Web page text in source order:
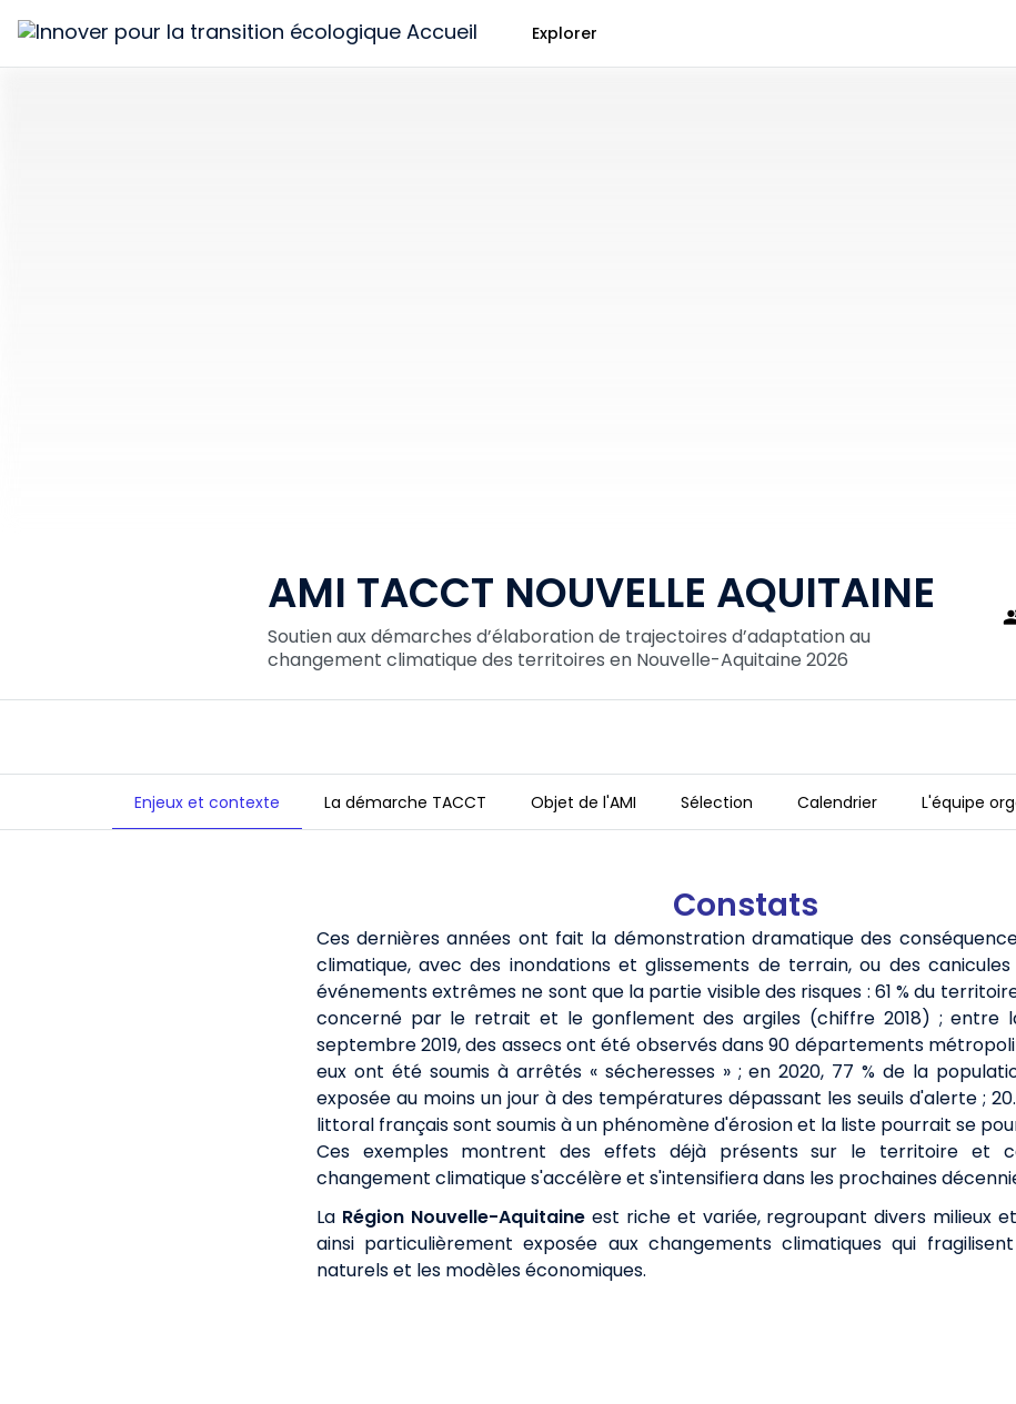
Innover
pour
Explorer
AMI TACCT NOUVELLE AQUITAINE
Soutien aux démarches d’élaboration de trajectoires d’adaptation au
changement climatique des territoires en Nouvelle-Aquitaine 2026
Enjeux et contexte La démarche TACCT Objet de l'AMI Sélection Calendrier L'équipe
Constats
Ces dernières années ont fait la démonstration dramatique des
climatique, avec des inondations et glissements de terrain, ou des canicules
événements extrêmes ne sont que la partie visible des risques : 61 % du
concerné par le retrait et le gonflement des argiles (chiffre 2018) ; entre
septembre 2019, des assecs ont été observés dans 90 départements
eux ont été soumis à arrêtés « sécheresses » ; en 2020, 77 % de la
exposée au moins un jour à des températures dépassant les seuils d'alerte ;
littoral français sont soumis à un phénomène d'érosion et la liste pourrait se
Ces exemples montrent des effets déjà présents sur le territoire et
changement climatique s'accélère et s'intensifiera dans les prochaines
La Région Nouvelle-Aquitaineest riche et variée, regroupant divers milieux
ainsi particulièrement exposée aux changements climatiques qui
naturels et les modèles économiques.